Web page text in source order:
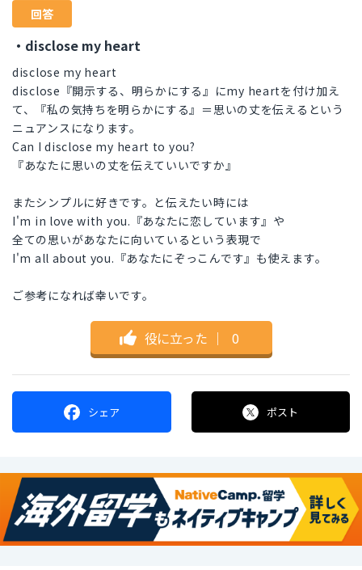
回答
・disclose my heart
disclose my heart
disclose『開示する、明らかにする』にmy heartを付け加え
て、『私の気持ちを明らかにする』＝思いの丈を伝えるという
ニュアンスになります。
Can I disclose my heart to you?
『あなたに思いの丈を伝えていいですか』
またシンプルに好きです。と伝えたい時には
I'm in love with you.『あなたに恋しています』や
全ての思いがあなたに向いているという表現で
I'm all about you.『あなたにぞっこんです』も使えます。
ご参考になれば幸いです。
役に立った ｜ 0
シェア ポスト